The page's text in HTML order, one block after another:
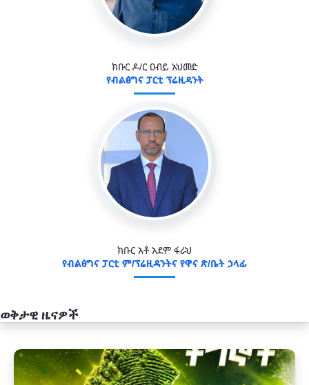
ክቡር ዶ/ር ዐብይ አህመድ
የብልፅግና ፓርቲ ፕሬዚዳንት
ክቡር አቶ አደም ፋራህ
የብልፅግና ፓርቲ ም/ፕሬዚዳንትና የዋና ጽ/ቤት ኃላፊ
ወቅታዊ ዜናዎች
አዲስ